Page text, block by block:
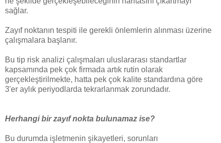
sağlar.
Zayıf noktanın tespiti ile gerekli önlemlerin alınması üzerine
çalışmalara başlanır.
Bu tip risk analizi çalışmaları uluslararası standartlar
kapsamında pek çok firmada artık rutin olarak
gerçekleştirilmekte, hatta pek çok kalite standardına göre
3'er aylık periyodlarda tekrarlanmak zorundadır.
Herhangi bir zayıf nokta bulunamaz ise?
Bu durumda işletmenin şikayetleri, sorunları